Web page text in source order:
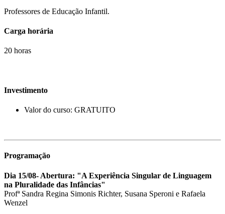
Professores de Educação Infantil.
Carga horária
20 horas
Investimento
Valor do curso: GRATUITO
Programação
Dia 15/08- Abertura: "A Experiência Singular de Linguagem
na Pluralidade das Infâncias"
Profª Sandra Regina Simonis Richter, Susana Speroni e Rafaela
Wenzel